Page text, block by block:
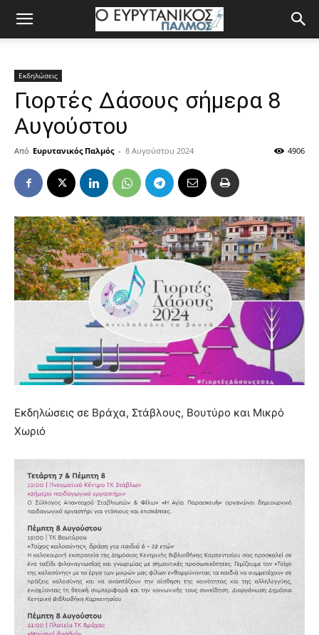
Εκδηλώσεις
Γιορτές Δάσους σήμερα 8
Αυγούστου
Από Ευρυτανικός Παλμός - 8 Αυγούστου 2024 4906
Εκδηλώσεις σε Βράχα, Στάβλους, Βουτύρο και Μικρό
Χωριό